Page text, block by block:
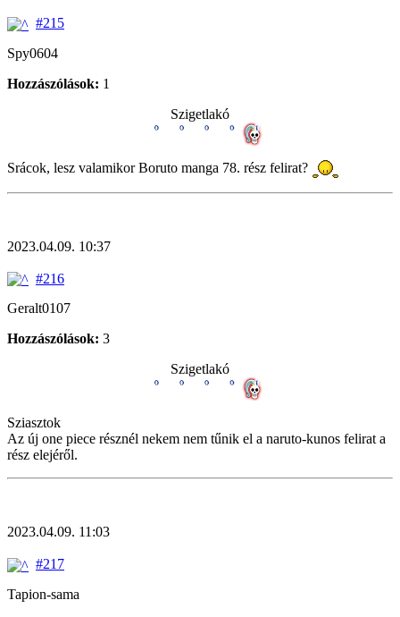
#215
Spy0604
Hozzászólások: 1
Szigetlakó
Srácok, lesz valamikor Boruto manga 78. rész felirat?
2023.04.09. 10:37
#216
Geralt0107
Hozzászólások: 3
Szigetlakó
Sziasztok
Az új one piece résznél nekem nem tűnik el a naruto-kunos felirat a
rész elejéről.
2023.04.09. 11:03
#217
Tapion-sama